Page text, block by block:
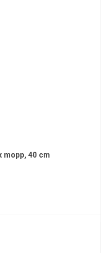
mopp, 40 cm